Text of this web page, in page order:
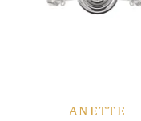
ANETTE